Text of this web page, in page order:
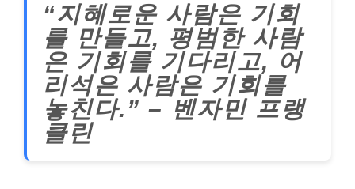
“지혜로운 사람은 기회
를 만들고, 평범한 사람
은 기회를 기다리고, 어
리석은 사람은 기회를
놓친다.” – 벤자민 프랭
클린